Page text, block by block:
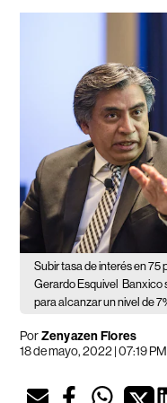
Subir tasa de interés en 75
Gerardo Esquivel Banxico
para alcanzar un nivel de
PorZenyazen Flores
18 de mayo, 2022 | 07:19 PM